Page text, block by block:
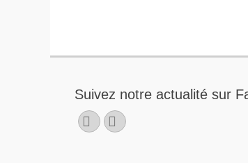
Suivez notre actualité sur
Facebook
E-
mail